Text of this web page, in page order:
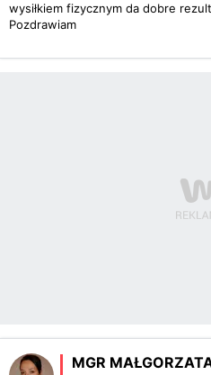
wysiłkiem fizycznym da dobre
Pozdrawiam
MGR